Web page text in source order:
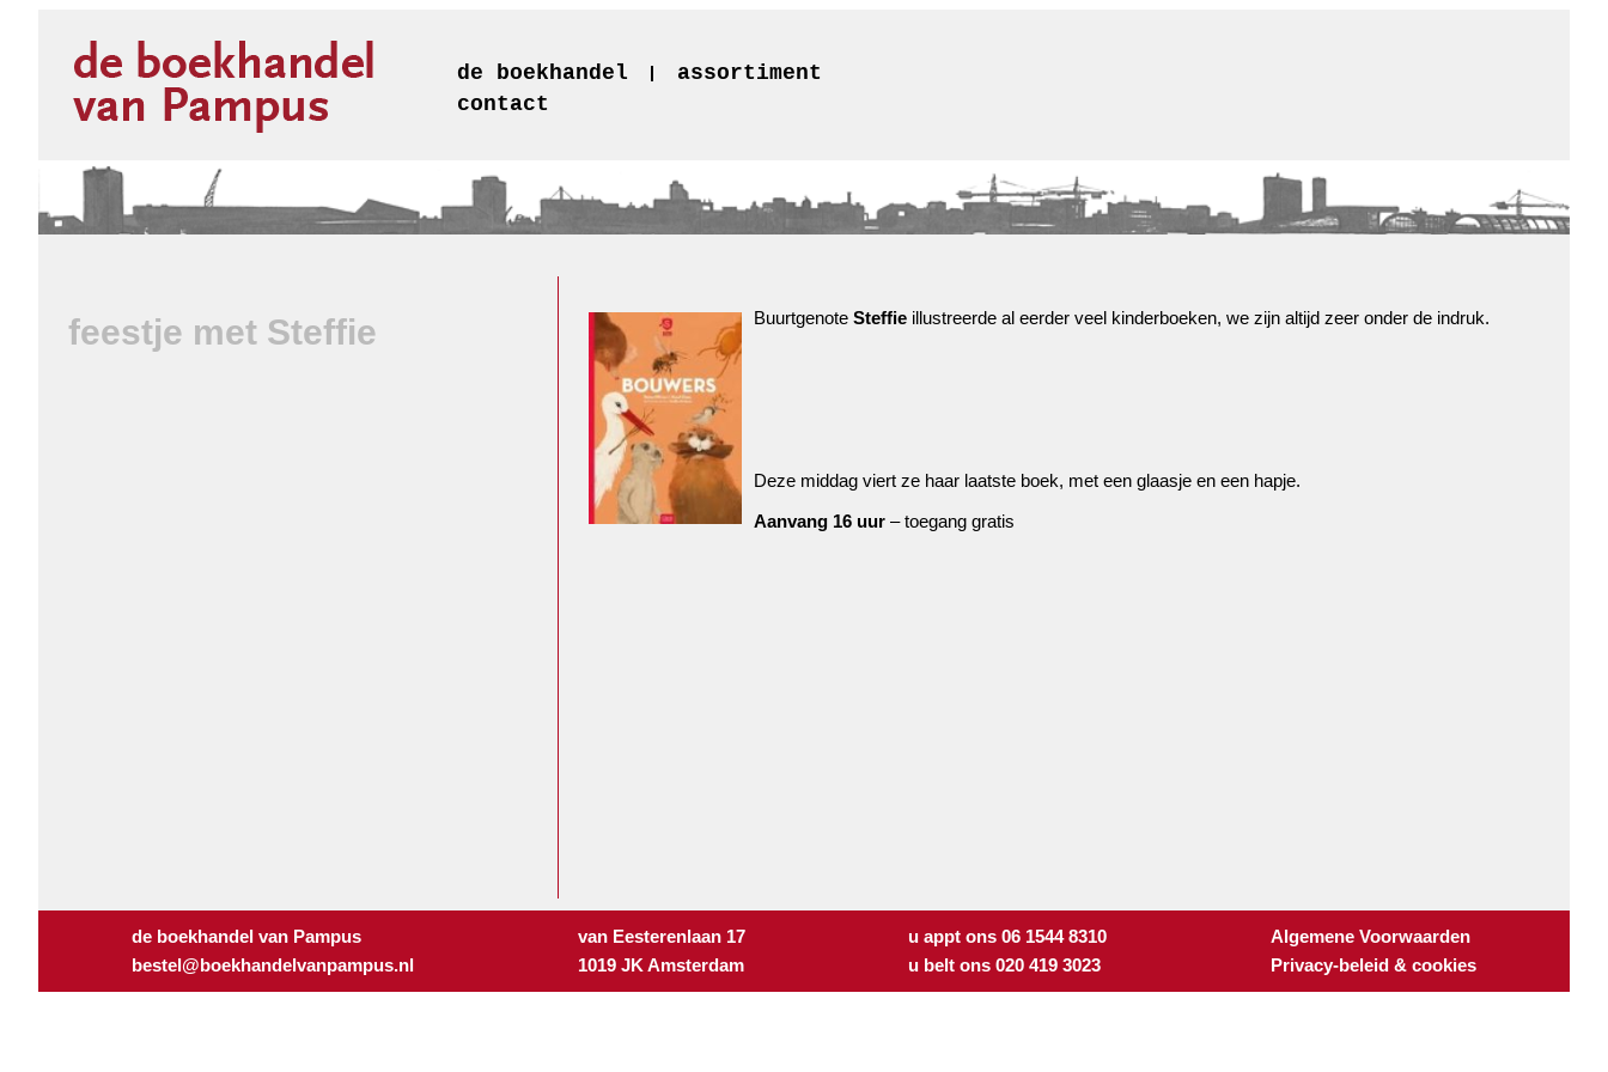
de boekhandel
assortiment
contact
contact
nieuwsbrief
feestje met Steffie Buurtgenote Steffie illustreerde al eerder veel kinderboeken, we zijn altijd zeer onder de indruk.
Deze middag viert ze haar laatste boek, met een glaasje en een hapje.
Aanvang 16 uur – toegang gratis
de boekhandel van Pampus
bestel@boekhandelvanpampus.nl
van Eesterenlaan 17
1019 JK Amsterdam
u appt ons 06 1544 8310
u belt ons 020 419 3023
Algemene Voorwaarden
Privacy-beleid & cookies